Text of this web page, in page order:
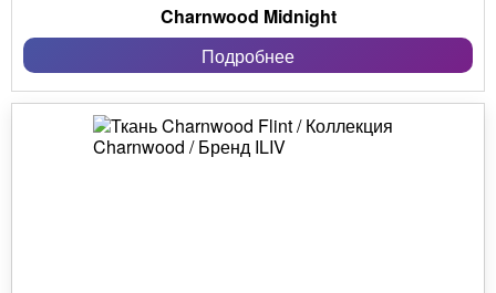
Charnwood Midnight
Подробнее